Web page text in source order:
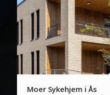
Moer Sykehjem i Ås